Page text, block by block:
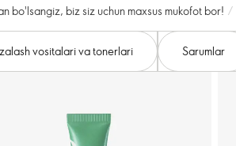
biz siz uchun maxsus mukofot bor! /
vositalari va tonerlari Sarumlar